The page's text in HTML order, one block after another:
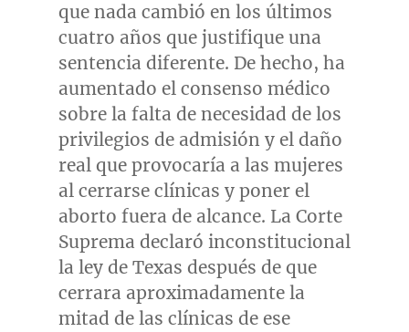
que nada cambió en los últimos
cuatro años que justifique una
sentencia diferente. De hecho, ha
aumentado el consenso médico
sobre la falta de necesidad de los
privilegios de admisión y el daño
real que provocaría a las mujeres
al cerrarse clínicas y poner el
aborto fuera de alcance. La Corte
Suprema declaró inconstitucional
la ley de Texas después de que
cerrara aproximadamente la
mitad de las clínicas de ese